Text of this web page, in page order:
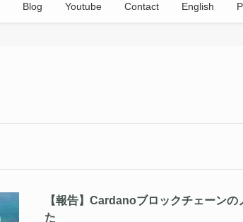
Blog Youtube Contact English
【報告】Cardanoブロックチェーン
た